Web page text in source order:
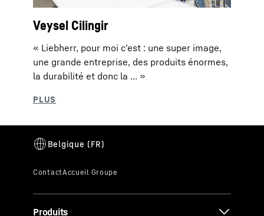
Veysel Cilingir
« Liebherr, pour moi c’est : une super image,
une grande entreprise, des produits énormes,
la durabilité et donc la ... »
Produits